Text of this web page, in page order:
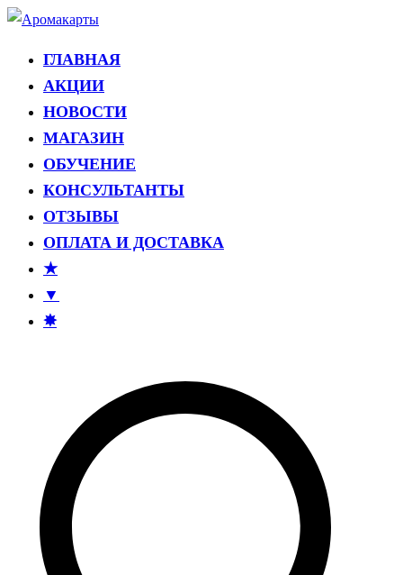
Перейти
содержимому
Аромакарты
Психологические эфирные карты • Аромапсихология
ГЛАВНАЯ
АКЦИИ
НОВОСТИ
МАГАЗИН
ОБУЧЕНИЕ
КОНСУЛЬТАНТЫ
ОТЗЫВЫ
ОПЛАТА И ДОСТАВКА
★
▼
✸